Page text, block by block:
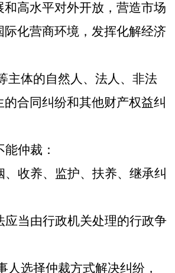
和高水平对外开放，营造市场
际化营商环境，发挥化解经济
主体的自然人、法人、非法
的合同纠纷和其他财产权益纠
仲裁：
、收养、监护、扶养、继承纠
应当由行政机关处理的行政争
人选择仲裁方式解决纠纷，